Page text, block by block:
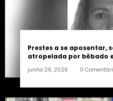
Prestes a se aposentar,
atropelada por bêbado
junho 29, 2026 0